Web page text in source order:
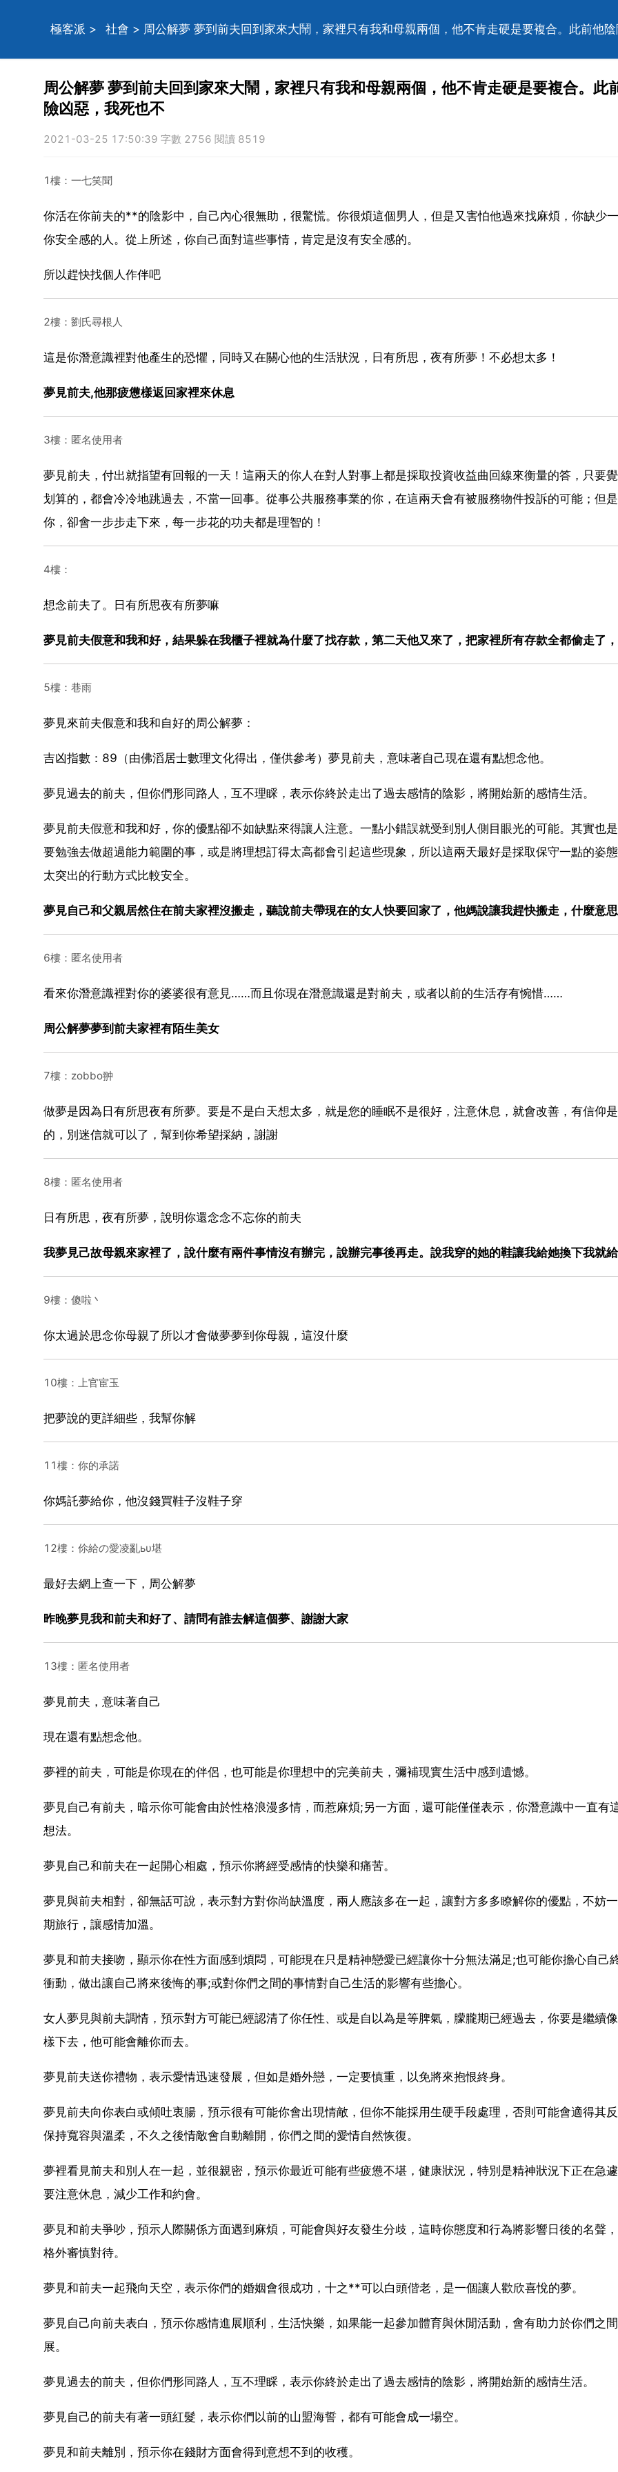
極客派 > 社會 > 周公解夢 夢到前夫回到家來大鬧，家裡只有我和母親兩個，他不肯走硬是要複合。此前他
周公解夢 夢到前夫回到家來大鬧，家裡只有我和母親兩個，他不肯走硬是要複合。此
險凶惡，我死也不
2021-03-25 17:50:39 字數 2756 閱讀 8519
1樓：一七笑聞
你活在你前夫的**的陰影中，自己內心很無助，很驚慌。你很煩這個男人，但是又害怕他過來找麻煩，你缺少
你安全感的人。從上所述，你自己面對這些事情，肯定是沒有安全感的。
所以趕快找個人作伴吧
2樓：劉氏尋根人
這是你潛意識裡對他產生的恐懼，同時又在關心他的生活狀況，日有所思，夜有所夢！不必想太多！
夢見前夫,他那疲憊樣返回家裡來休息
3樓：匿名使用者
夢見前夫，付出就指望有回報的一天！這兩天的你人在對人對事上都是採取投資收益曲回線來衡量的答，只要
划算的，都會冷冷地跳過去，不當一回事。從事公共服務事業的你，在這兩天會有被服務物件投訴的可能；但
你，卻會一步步走下來，每一步花的功夫都是理智的！
4樓：
想念前夫了。日有所思夜有所夢嘛
夢見前夫假意和我和好，結果躲在我櫃子裡就為什麼了找存款，第二天他又來了，把家裡所有存款全都偷走了，
5樓：巷雨
夢見來前夫假意和我和自好的周公解夢：
吉凶指數：89（由佛滔居士數理文化得出，僅供參考）夢見前夫，意味著自己現在還有點想念他。
夢見過去的前夫，但你們形同路人，互不理睬，表示你終於走出了過去感情的陰影，將開始新的感情生活。
夢見前夫假意和我和好，你的優點卻不如缺點來得讓人注意。一點小錯誤就受到別人側目眼光的可能。其實也
要勉強去做超過能力範圍的事，或是將理想訂得太高都會引起這些現象，所以這兩天最好是採取保守一點的姿
太突出的行動方式比較安全。
夢見自己和父親居然住在前夫家裡沒搬走，聽說前夫帶現在的女人快要回家了，他媽說讓我趕快搬走，什麼意
6樓：匿名使用者
看來你潛意識裡對你的婆婆很有意見……而且你現在潛意識還是對前夫，或者以前的生活存有惋惜……
周公解夢夢到前夫家裡有陌生美女
7樓：zobbo翀
做夢是因為日有所思夜有所夢。要是不是白天想太多，就是您的睡眠不是很好，注意休息，就會改善，有信仰
的，別迷信就可以了，幫到你希望採納，謝謝
8樓：匿名使用者
日有所思，夜有所夢，說明你還念念不忘你的前夫
我夢見己故母親來家裡了，說什麼有兩件事情沒有辦完，說辦完事後再走。說我穿的她的鞋讓我給她換下我就給
9樓：傻啦丶
你太過於思念你母親了所以才會做夢夢到你母親，這沒什麼
10樓：上官宦玉
把夢說的更詳細些，我幫你解
11樓：你的承諾
你媽託夢給你，他沒錢買鞋子沒鞋子穿
12樓：伱給の愛凌亂ьυ堪
最好去網上查一下，周公解夢
昨晚夢見我和前夫和好了、請問有誰去解這個夢、謝謝大家
13樓：匿名使用者
夢見前夫，意味著自己
現在還有點想念他。
夢裡的前夫，可能是你現在的伴侶，也可能是你理想中的完美前夫，彌補現實生活中感到遺憾。
夢見自己有前夫，暗示你可能會由於性格浪漫多情，而惹麻煩;另一方面，還可能僅僅表示，你潛意識中一直有
想法。
夢見自己和前夫在一起開心相處，預示你將經受感情的快樂和痛苦。
夢見與前夫相對，卻無話可說，表示對方對你尚缺溫度，兩人應該多在一起，讓對方多多瞭解你的優點，不妨
期旅行，讓感情加溫。
夢見和前夫接吻，顯示你在性方面感到煩悶，可能現在只是精神戀愛已經讓你十分無法滿足;也可能你擔心自己
衝動，做出讓自己將來後悔的事;或對你們之間的事情對自己生活的影響有些擔心。
女人夢見與前夫調情，預示對方可能已經認清了你任性、或是自以為是等脾氣，朦朧期已經過去，你要是繼續
樣下去，他可能會離你而去。
夢見前夫送你禮物，表示愛情迅速發展，但如是婚外戀，一定要慎重，以免將來抱恨終身。
夢見前夫向你表白或傾吐衷腸，預示很有可能你會出現情敵，但你不能採用生硬手段處理，否則可能會適得其
保持寬容與溫柔，不久之後情敵會自動離開，你們之間的愛情自然恢復。
夢裡看見前夫和別人在一起，並很親密，預示你最近可能有些疲憊不堪，健康狀況，特別是精神狀況下正在急
要注意休息，減少工作和約會。
夢見和前夫爭吵，預示人際關係方面遇到麻煩，可能會與好友發生分歧，這時你態度和行為將影響日後的名聲
格外審慎對待。
夢見和前夫一起飛向天空，表示你們的婚姻會很成功，十之**可以白頭偕老，是一個讓人歡欣喜悅的夢。
夢見自己向前夫表白，預示你感情進展順利，生活快樂，如果能一起參加體育與休閒活動，會有助力於你們之
展。
夢見過去的前夫，但你們形同路人，互不理睬，表示你終於走出了過去感情的陰影，將開始新的感情生活。
夢見自己的前夫有著一頭紅髮，表示你們以前的山盟海誓，都有可能會成一場空。
夢見和前夫離別，預示你在錢財方面會得到意想不到的收穫。